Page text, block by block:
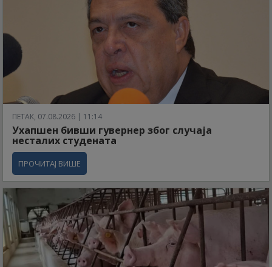
ПЕТАК, 07.08.2026 | 11:14
Ухапшен бивши гувернер због случаја
несталих студената
ПРОЧИТАЈ ВИШЕ